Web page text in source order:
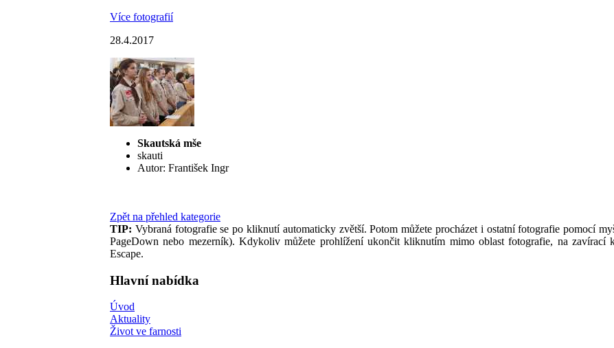
Více fotografií
28.4.2017
Skautská mše
skauti
Autor: František Ingr
Zpět na přehled kategorie
TIP: Vybraná fotografie se po kliknutí automaticky zvětší. Potom můžete procházet i ostatní fotografie pomocí
PageDown nebo mezerník). Kdykoliv můžete prohlížení ukončit kliknutím mimo oblast fotografie, na zavírací
Escape.
Hlavní nabídka
Úvod
Aktuality
Život ve farnosti